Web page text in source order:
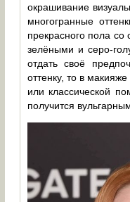
окрашивание
многогранные
прекрасного пола со
зелёными и серо-
отдать своё
оттенку, то в
или классической
получится